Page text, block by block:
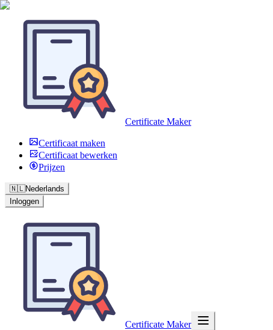
Certificate Maker
Certificaat maken
Certificaat bewerken
Prijzen
🇳🇱Nederlands
Inloggen
Certificate Maker